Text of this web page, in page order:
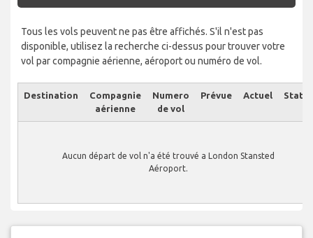
Tous les vols peuvent ne pas être affichés. S'il n'est pas
disponible, utilisez la recherche ci-dessus pour trouver votre
vol par compagnie aérienne, aéroport ou numéro de vol.
Destination
Compagnie
aérienne
Numero
de vol
Prévue Actuel Statut
Aucun départ de vol n'a été trouvé a London Stansted
Aéroport.